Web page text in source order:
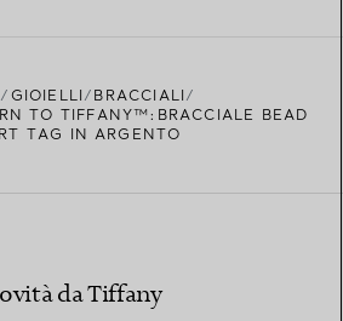
GIOIELLI
BRACCIALI
TO TIFFANY™:BRACCIALE BEAD
TAG IN ARGENTO
da Tiffany